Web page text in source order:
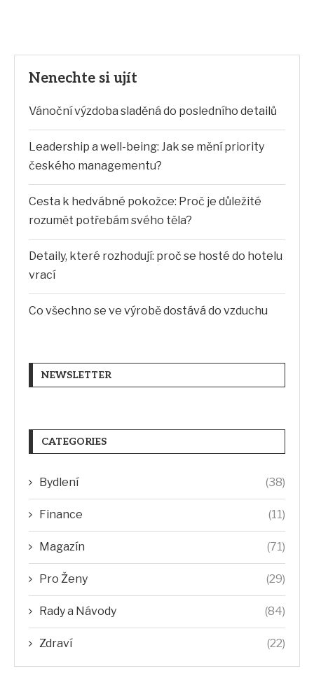
Nenechte si ujít
Vánoční výzdoba sladěná do posledního detailů
Leadership a well-being: Jak se mění priority
českého managementu?
Cesta k hedvábné pokožce: Proč je důležité
rozumět potřebám svého těla?
Detaily, které rozhodují: proč se hosté do hotelu
vrací
Co všechno se ve výrobě dostává do vzduchu
NEWSLETTER
CATEGORIES
Bydlení (38)
Finance (11)
Magazín (71)
Pro Ženy (29)
Rady a Návody (84)
Zdraví (22)